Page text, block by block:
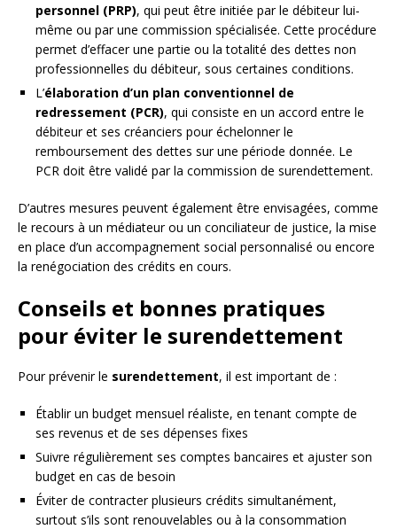
personnel (PRP), qui peut être initiée par le débiteur lui-
même ou par une commission spécialisée. Cette procédure
permet d’effacer une partie ou la totalité des dettes non
professionnelles du débiteur, sous certaines conditions.
L’élaboration d’un plan conventionnel de
redressement (PCR), qui consiste en un accord entre le
débiteur et ses créanciers pour échelonner le
remboursement des dettes sur une période donnée. Le
PCR doit être validé par la commission de surendettement.
D’autres mesures peuvent également être envisagées, comme
le recours à un médiateur ou un conciliateur de justice, la mise
en place d’un accompagnement social personnalisé ou encore
la renégociation des crédits en cours.
Conseils et bonnes pratiques
pour éviter le surendettement
Pour prévenir le surendettement, il est important de :
Établir un budget mensuel réaliste, en tenant compte de
ses revenus et de ses dépenses fixes
Suivre régulièrement ses comptes bancaires et ajuster son
budget en cas de besoin
Éviter de contracter plusieurs crédits simultanément,
surtout s’ils sont renouvelables ou à la consommation